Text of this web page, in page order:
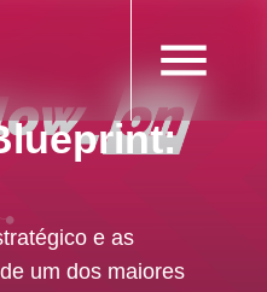
e as
um dos maiores